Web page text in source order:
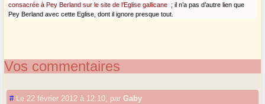
consacrée à Pey Berland sur le site de l’Eglise gallicane ; il n’a pas d’autre lien que
Pey Berland avec cette Eglise, dont il ignore presque tout.
Vos commentaires
# Le 22 février 2012 à 12:10 parGaby